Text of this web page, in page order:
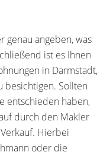
genau angeben, was
ist es Ihnen
in Darmstadt,
besichtigen. Sollten
entschieden haben,
durch den Makler
Hierbei
oder die